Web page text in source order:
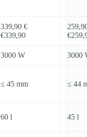
339,90 €
€339,90
€259,
3000 W 3000
≤ 45 mm ≤ 44
60 l 45 l